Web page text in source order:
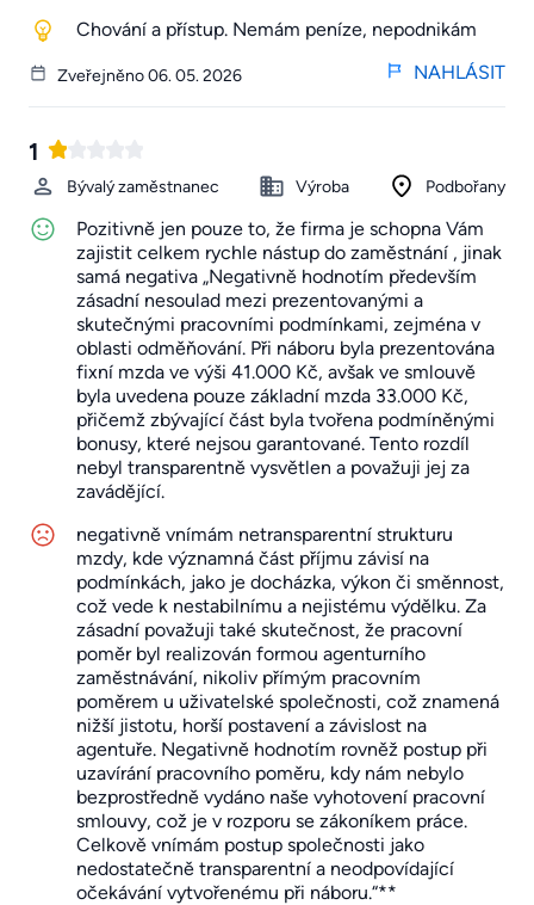
Chování a přístup. Nemám peníze, nepodnikám
Zveřejněno 06. 05. 2026 NAHLÁSIT
1
Bývalý zaměstnanec Výroba Podbořany
Pozitivně jen pouze to, že firma je schopna Vám
zajistit celkem rychle nástup do zaměstnání , jinak
samá negativa „Negativně hodnotím především
zásadní nesoulad mezi prezentovanými a
skutečnými pracovními podmínkami, zejména v
oblasti odměňování. Při náboru byla prezentována
fixní mzda ve výši 41.000 Kč, avšak ve smlouvě
byla uvedena pouze základní mzda 33.000 Kč,
přičemž zbývající část byla tvořena podmíněnými
bonusy, které nejsou garantované. Tento rozdíl
nebyl transparentně vysvětlen a považuji jej za
zavádějící.
negativně vnímám netransparentní strukturu
mzdy, kde významná část příjmu závisí na
podmínkách, jako je docházka, výkon či směnnost,
což vede k nestabilnímu a nejistému výdělku. Za
zásadní považuji také skutečnost, že pracovní
poměr byl realizován formou agenturního
zaměstnávání, nikoliv přímým pracovním
poměrem u uživatelské společnosti, což znamená
nižší jistotu, horší postavení a závislost na
agentuře. Negativně hodnotím rovněž postup při
uzavírání pracovního poměru, kdy nám nebylo
bezprostředně vydáno naše vyhotovení pracovní
smlouvy, což je v rozporu se zákoníkem práce.
Celkově vnímám postup společnosti jako
nedostatečně transparentní a neodpovídající
očekávání vytvořenému při náboru.“**